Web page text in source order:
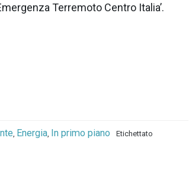
Terremoto Centro Italia’.
Energia In primo piano Etichettato